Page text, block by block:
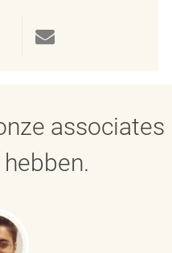
via twitter
associates